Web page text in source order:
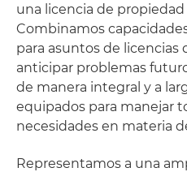
una licencia de
Combinamos
para asuntos de licencias
anticipar problemas
de manera integral y a
equipados para manejar
necesidades en materia
Representamos a una